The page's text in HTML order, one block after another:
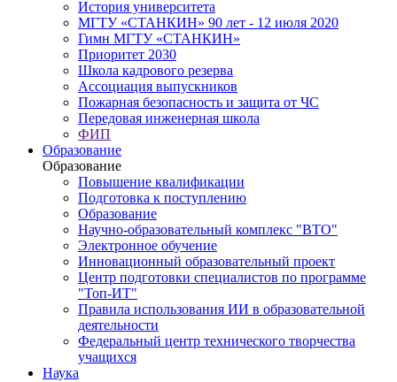
История университета
МГТУ «СТАНКИН» 90 лет - 12 июля 2020
Гимн МГТУ «СТАНКИН»
Приоритет 2030
Школа кадрового резерва
Ассоциация выпускников
Пожарная безопасность и защита от ЧС
Передовая инженерная школа
ФИП
Образование
Образование
Повышение квалификации
Подготовка к поступлению
Образование
Научно-образовательный комплекс "ВТО"
Электронное обучение
Инновационный образовательный проект
Центр подготовки специалистов по программе
"Топ-ИТ"
Правила использования ИИ в образовательной
деятельности
Федеральный центр технического творчества
учащихся
Наука